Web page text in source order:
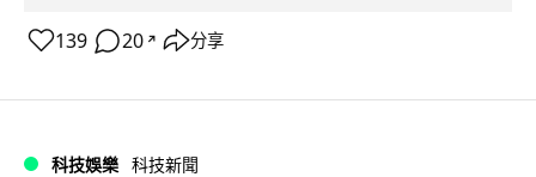
139 20 ↗ 分享
科技娛樂 科技新聞